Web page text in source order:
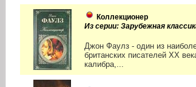
Коллекционер
Из серии: Зарубежная
Джон Фаулз - один из
британских писателей XX
калибра,...